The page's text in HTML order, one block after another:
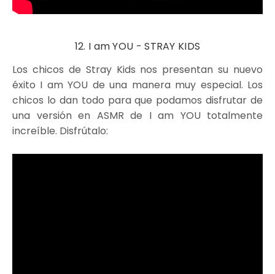
12. I am YOU - STRAY KIDS
Los chicos de Stray Kids nos presentan su nuevo
éxito I am YOU de una manera muy especial. Los
chicos lo dan todo para que podamos disfrutar de
una versión en ASMR de I am YOU totalmente
increíble. Disfrútalo: